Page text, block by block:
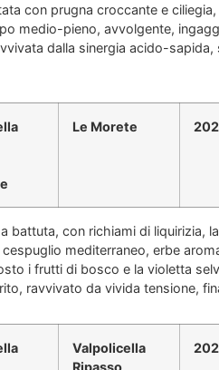
con prugna croccante e
medio-pieno, avvolgente,
dalla sinergia acido-
Le Morete
battuta, con richiami di liquirizia,
mediterraneo, erbe
i frutti di bosco e la violetta
ravvivato da vivida tensione,
Valpolicella